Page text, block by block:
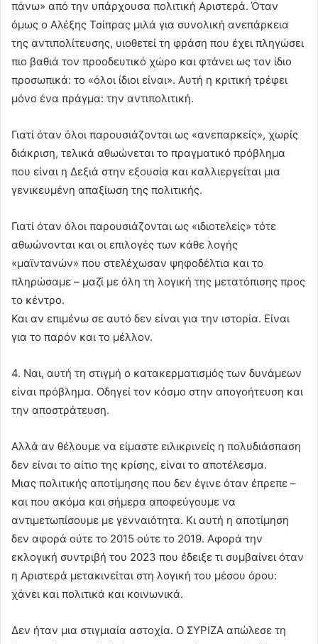
πάνω» από την υπάρχουσα πολιτική Αριστερά. Όταν
όμως ο Αλέξης Τσίπρας μιλά για συνολική ανεπάρκεια
της αντιπολίτευσης, υιοθετεί τη φράση που έχει πληγώσει
πιο βαθιά τον προοδευτικό χώρο και φτάνει ως τον ίδιο
προσωπικά: το «όλοι ίδιοι είναι». Αυτή η κριτική τρέφει
μόνο ένα πράγμα: την αντιπολιτική.
Γιατί όταν όλοι παρουσιάζονται ως «ανεπαρκείς», χωρίς
διάκριση, τελικά αθωώνεται το πραγματικό πρόβλημα
που είναι η Δεξιά στην εξουσία και καλλιεργείται μια
γενικευμένη απαξίωση της πολιτικής.
Γιατί όταν όλοι παρουσιάζονται ως «ιδιοτελείς» τότε
αθωώνονται και οι επιλογές των κάθε λογής
«μαϊντανών» που στελέχωσαν ψηφοδέλτια και το
πληρώσαμε – μαζί με όλη τη λογική της μετατόπισης προς
το κέντρο.
Και αν επιμένω σε αυτό δεν είναι για την ιστορία. Είναι
για το παρόν και το μέλλον.
4. Ναι, αυτή τη στιγμή ο κατακερματισμός των δυνάμεων
είναι πρόβλημα. Οδηγεί τον κόσμο στην απογοήτευση και
την αποστράτευση.
Αλλά αν θέλουμε να είμαστε ειλικρινείς η πολυδιάσπαση
δεν είναι το αίτιο της κρίσης, είναι το αποτέλεσμα.
Μιας πολιτικής αποτίμησης που δεν έγινε όταν έπρεπε –
και που ακόμα και σήμερα αποφεύγουμε να
αντιμετωπίσουμε με γενναιότητα. Κι αυτή η αποτίμηση
δεν αφορά ούτε το 2015 ούτε το 2019. Αφορά την
εκλογική συντριβή του 2023 που έδειξε τι συμβαίνει όταν
η Αριστερά μετακινείται στη λογική του μέσου όρου:
χάνει και πολιτικά και κοινωνικά.
Δεν ήταν μια στιγμιαία αστοχία. Ο ΣΥΡΙΖΑ απώλεσε τη